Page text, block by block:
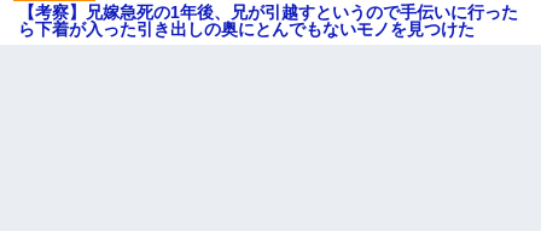
【考察】兄嫁急死の1年後、兄が引越すというので手伝いに行った
ら下着が入った引き出しの奥にとんでもないモノを見つけた